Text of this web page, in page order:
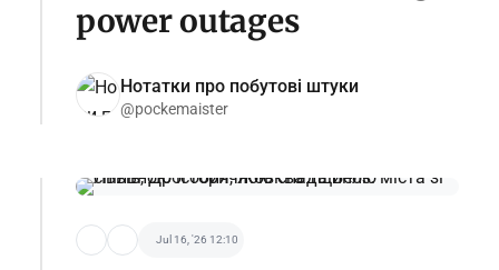
power outages
Нотатки про побутові штуки
@pockemaister
Jul 16, '26 12:10